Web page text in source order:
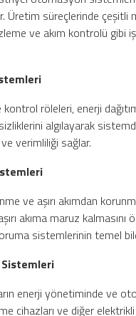
Üretim süreçlerinde
ve akım kontrolü gibi
kontrol röleleri, enerji
algılayarak
verimliliği sağlar.
ve aşırı akımdan
aşırı akıma maruz
sistemlerinin temel
enerji yönetiminde ve
cihazları ve diğer